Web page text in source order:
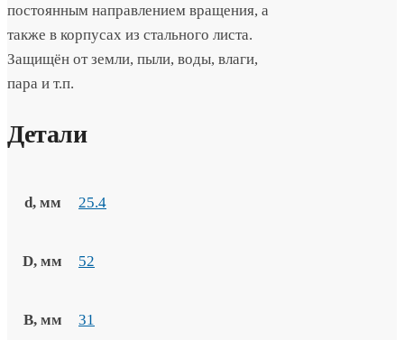
постоянным направлением вращения, а
также в корпусах из стального листа.
Защищён от земли, пыли, воды, влаги,
пара и т.п.
Детали
d, мм 25.4
D, мм 52
B, мм 31